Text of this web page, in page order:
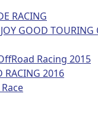
RACING
GOOD TOURING
Racing 2015
RACING 2016